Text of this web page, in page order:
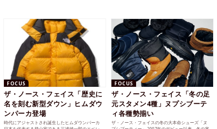
FOCUS
ザ・ノース・フェイス「歴史に
名を刻む新型ダウン」ヒムダウ
ンパーカ登場
時代にアジャストされ誕生したヒムダウンパーカ
FOCUS
ザ・ノース・フェイス「冬の足
元スタメン4種」ヌプシブーテ
ィ各種勢揃い
ザ・ノース・フェイスの冬の大本命シューズ「ヌ